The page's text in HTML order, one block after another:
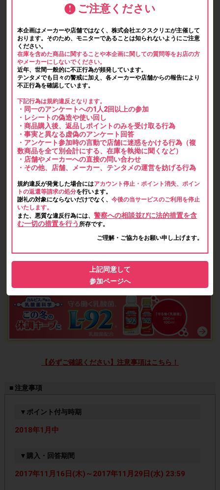
【必ずご確認ください】注意事項はこちら！
■ 注意事項
▼ポイント付与時期
2018年1月中
▼購入・回答期間
2017年11月16日(木)～2017年11月29日(水) 23:59
ご注意ください
本企画はメーカーや店舗ではなく、株式会社エクスクリエが主催して
おります。そのため、モニターであることは知られないようにご注意
ください。
在庫を含めた商品に関することや本企画に関しての質問等をお店の方
やメーカーにしないでください。
近年、世間一般的に不正行為が頻発しています。
テンタメでも日々の警戒に加え、各メーカーや店舗からの報告により
不正行為を確認しています。
下記行為は規約違反となります。
・同一のアンケートへの1人2回以上の参加
・レシートの偽造や使い回し
・商品購入後、返品しポイントのみを受け取る行為
・事実と異なる虚偽のアンケート回答
・アンケート参加時の言動で店舗に迷惑をかける行為（複
数商品を全て別会計にする、在庫を執拗に聞くなど）
・店舗やメーカーへの直接の問い合わせ
・その他、店舗、メーカー、テンタメの運営を妨げる行為
規約違反が発覚した場合にはアカウント停止・ポイント消失、ポイン
トの返還等請求の処分を行います。
謝礼の対象にならないだけでなく、今後の当サービスのご利用を停止
いたします。
また、悪質な違反行為には、警察への相談並びに法的措置を含
む一切の措置を行う 所存です。
ご理解・ご協力をお願い申し上げます。
上記同意して
参加ページへ